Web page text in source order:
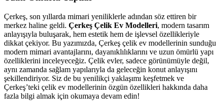
Çerkeş, son yıllarda mimari yeniliklerle adından söz ettiren bir
merkez haline geldi. Çerkeş Çelik Ev Modelleri, modern tasarım
anlayışıyla buluşarak, hem estetik hem de işlevsel özellikleriyle
dikkat çekiyor. Bu yazımızda, Çerkeş çelik ev modellerinin sunduğu
modern mimari avantajlarını, dayanıklılıklarını ve uzun ömürlü yapı
özelliklerini inceleyeceğiz. Çelik evler, sadece görünümüyle değil,
aynı zamanda sağlam yapılarıyla da geleceğin konut anlayışını
şekillendiriyor. Siz de bu yenilikçi yaklaşımı keşfetmek ve
Çerkeş’teki çelik ev modellerinin özgün özellikleri hakkında daha
fazla bilgi almak için okumaya devam edin!